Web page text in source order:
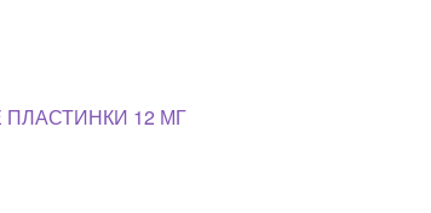
ПЛАСТИНКИ 12 МГ